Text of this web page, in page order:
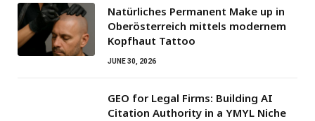
Natürliches Permanent Make up in
Oberösterreich mittels modernem
Kopfhaut Tattoo
JUNE 30, 2026
GEO for Legal Firms: Building AI
Citation Authority in a YMYL Niche